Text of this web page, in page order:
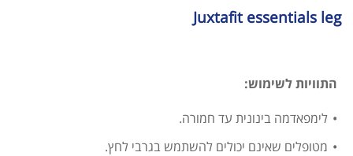
Juxtafit essentials leg
התוויות לשימוש:
לימפאדמה בינונית עד חמורה.
מטופלים שאינם יכולים להשתמש בגרבי לחץ.